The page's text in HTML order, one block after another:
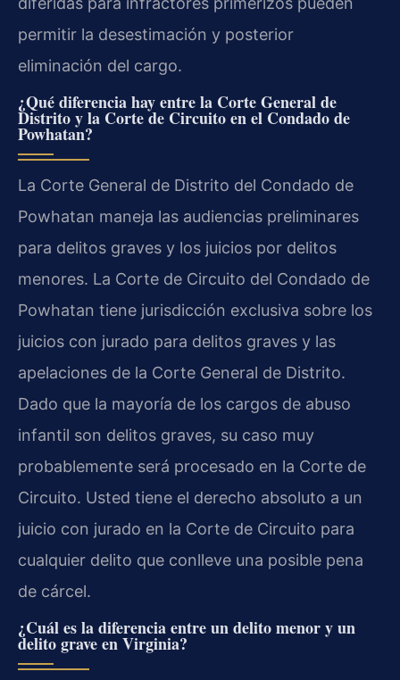
permitir la desestimación y posterior
eliminación del cargo.
¿Qué diferencia hay entre la Corte General de
Distrito y la Corte de Circuito en el Condado de
Powhatan?
La Corte General de Distrito del Condado de
Powhatan maneja las audiencias preliminares
para delitos graves y los juicios por delitos
menores. La Corte de Circuito del Condado de
Powhatan tiene jurisdicción exclusiva sobre los
juicios con jurado para delitos graves y las
apelaciones de la Corte General de Distrito.
Dado que la mayoría de los cargos de abuso
infantil son delitos graves, su caso muy
probablemente será procesado en la Corte de
Circuito. Usted tiene el derecho absoluto a un
juicio con jurado en la Corte de Circuito para
cualquier delito que conlleve una posible pena
de cárcel.
¿Cuál es la diferencia entre un delito menor y un
delito grave en Virginia?